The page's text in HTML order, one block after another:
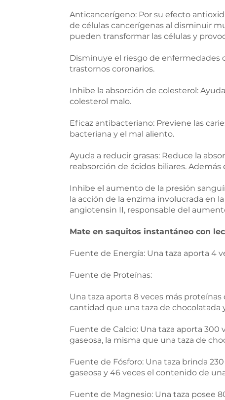
Anticancerígeno: Por su efecto
de células cancerígenas al disminuir
pueden transformar las células y
Disminuye el riesgo de enfermedades
trastornos coronarios.
Inhibe la absorción de colesterol:
colesterol malo.
Eficaz antibacteriano: Previene las
bacteriana y el mal aliento.
Ayuda a reducir grasas: Reduce la
reabsorción de ácidos biliares.
Inhibe el aumento de la presión
la acción de la enzima involucrada en
angiotensin II, responsable del
Mate en saquitos instantáneo con
Fuente de Energía: Una taza aporta 4
Fuente de Proteínas:
Una taza aporta 8 veces más
cantidad que una taza de chocolatada
Fuente de Calcio: Una taza aporta
gaseosa, la misma que una taza de
Fuente de Fósforo: Una taza brinda
gaseosa y 46 veces el contenido de
Fuente de Magnesio: Una taza posee